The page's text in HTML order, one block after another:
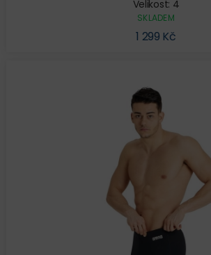
Velikost: 4
SKLADEM
1 299 Kč